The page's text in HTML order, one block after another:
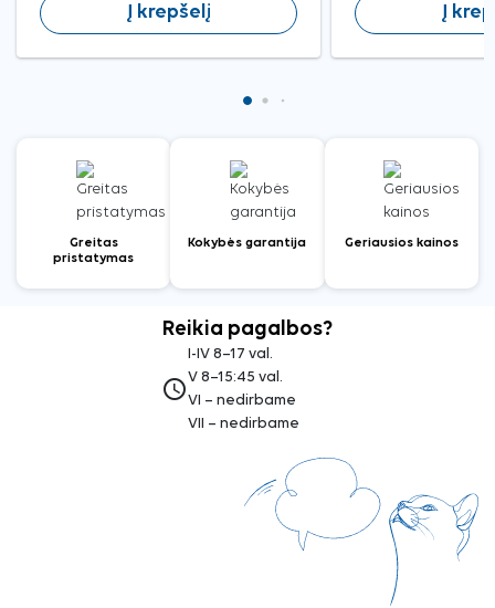
Į krepšelį Į
Greitas
pristatymas
Kokybės garantija Geriausios kainos
Reikia pagalbos?
access_time
I-IV 8–17 val.
V 8–15:45 val.
VI – nedirbame
VII – nedirbame